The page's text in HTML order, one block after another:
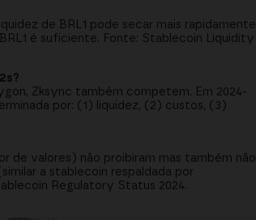
de BRL1 pode secar mais rapidamente
é suficiente. Fonte: Stablecoin Liquidity
Zksync também competem. Em 2024-
por: (1) liquidez, (2) custos, (3)
de valores) não proibiram mas também não
a stablecoin respaldada por
Regulatory Status 2024.